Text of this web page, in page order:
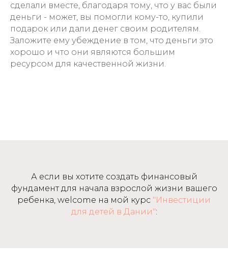
сделали вместе, благодаря тому, что у вас были
деньги - может, вы помогли кому-то, купили
подарок или дали денег своим родителям.
Заложите ему убеждение в том, что деньги это
хорошо и что они являются большим
ресурсом для качественной жизни.
А если вы хотите создать финансовый
фундамент для начала взрослой жизни вашего
ребенка, welcome на мой курс "Инвестиции
для детей в Дании":